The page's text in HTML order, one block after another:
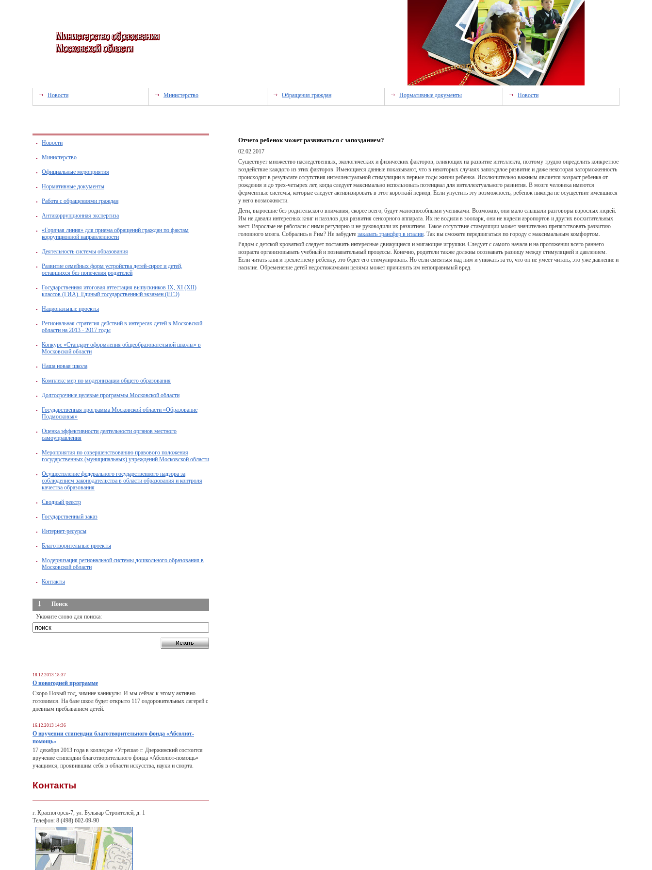
Новости Министерство Обращения граждан Нормативные документы Новости
Новости
Министерство
Официальные мероприятия
Нормативные документы
Работа с обращениями граждан
Антикоррупционная экспертиза
«Горячая линия» для приема обращений граждан по фактам
коррупционной направленности
Деятельность системы образования
Развитие семейных форм устройства детей-сирот и детей,
оставшихся без попечения родителей
Государственная итоговая аттестация выпускников IX, XI (XII)
классов (ГИА). Единый государственный экзамен (ЕГЭ)
Национальные проекты
Региональная стратегия действий в интересах детей в Московской
области на 2013 - 2017 годы
Конкурс «Стандарт оформления общеобразовательной школы» в
Московской области
Наша новая школа
Комплекс мер по модернизации общего образования
Долгосрочные целевые программы Московской области
Государственная программа Московской области «Образование
Подмосковья»
Оценка эффективности деятельности органов местного
самоуправления
Мероприятия по совершенствованию правового положения
государственных (муниципальных) учреждений Московской области
Осуществление федерального государственного надзора за
соблюдением законодательства в области образования и контроля
качества образования
Сводный реестр
Государственный заказ
Интернет-ресурсы
Благотворительные проекты
Модернизация региональной системы дошкольного образования в
Московской области
Контакты
Поиск
Укажите слово для поиска:
18.12.2013 18:37
О новогодней программе
Скоро Новый год, зимние каникулы. И мы сейчас к этому активно
готовимся. На базе школ будет открыто 117 оздоровительных лагерей с
дневным пребыванием детей.
16.12.2013 14:36
О вручении стипендии благотворительного фонда «Абсолют-
помощь»
17 декабря 2013 года в колледже «Угреша» г. Дзержинский состоится
вручение стипендии благотворительного фонда «Абсолют-помощь»
учащимся, проявившим себя в области искусства, науки и спорта.
Контакты
г. Красногорск-7, ул. Бульвар Строителей, д. 1
Телефон: 8 (498) 602-09-90
Отчего ребенок может развиваться с запозданием?
02.02.2017
Существует множество наследственных, экологических и физических факторов, влияющих на развитие интеллекта, поэтому трудно определить конкретное
воздействие каждого из этих факторов. Имеющиеся данные показывают, что в некоторых случаях запоздалое развитие и даже некоторая заторможенность
происходит в результате отсутствия интеллектуальной стимуляции в первые годы жизни ребенка. Исключительно важным является возраст ребенка от
рождения и до трех-четырех лет, когда следует максимально использовать потенциал для интеллектуального развития. В мозге человека имеются
ферментные системы, которые следует активизировать в этот короткий период. Если упустить эту возможность, ребенок никогда не осуществит имевшиеся
у него возможности.
Дети, выросшие без родительского внимания, скорее всего, будут малоспособными учениками. Возможно, они мало слышали разговоры взрослых людей.
Им не давали интересных книг и паззлов для развития сенсорного аппарата. Их не водили в зоопарк, они не видели аэропортов и других восхитительных
мест. Взрослые не работали с ними регулярно и не руководили их развитием. Такое отсутствие стимуляции может значительно препятствовать развитию
головного мозга. Собрались в Рим? Не забудьте заказать трансфер в италии . Так вы сможете передвигаться по городу с максимальным комфортом.
Рядом с детской кроваткой следует поставить интересные движущиеся и мигающие игрушки. Следует с самого начала и на протяжении всего раннего
возраста организовывать учебный и познавательный процессы. Конечно, родители также должны осознавать разницу между стимуляцией и давлением.
Если читать книги трехлетнему ребенку, это будет его стимулировать. Но если смеяться над ним и унижать за то, что он не умеет читать, это уже давление и
насилие. Обременение детей недостижимыми целями может причинить им непоправимый вред.